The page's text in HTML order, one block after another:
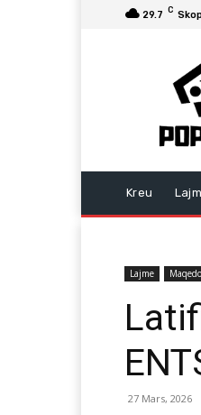
29.7 C
Kreu
Lajme
27 Mars, 2026